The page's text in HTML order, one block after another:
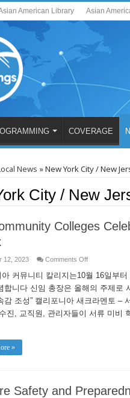
American Library Asian
COVERAGE
News »New York City / New
City / New
Colleges
12, 2023 Comments Offon
Community
Colleges
Celebrates
Student
Action
Week
아 커뮤니티 칼리지는10월 16일부
합니다 신임 총장은 올해의 주제로
감 조성” 캘리포니아 새크라멘토 –
진, 교직원, 관리자들이 서류 미비
»
Safety and